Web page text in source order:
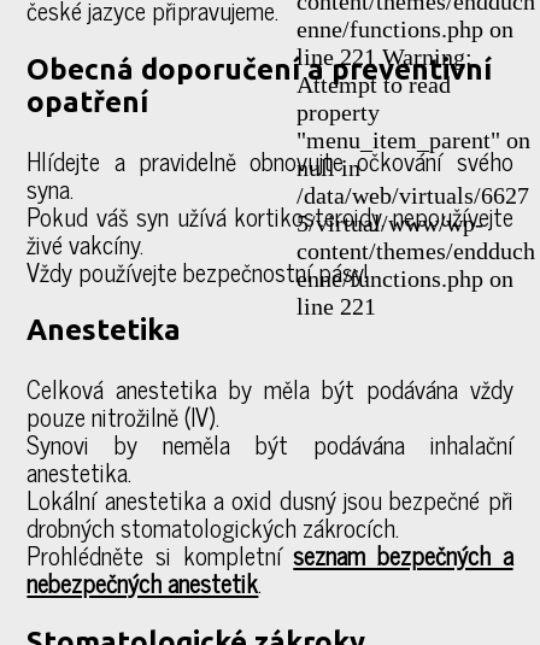
enne/functions.php on
line 221 Warning:
Attempt to read
property
"menu_item_parent" on
null in
/data/web/virtuals/6627
5/virtual/www/wp-
content/themes/endduch
enne/functions.php on
line 221
české jazyce připravujeme.
Obecná doporučení a preventivní
opatření
Hlídejte a pravidelně obnovujte očkování svého
syna.
Pokud váš syn užívá kortikosteroidy, nepoužívejte
živé vakcíny.
Vždy používejte bezpečnostní pásy!
Anestetika
Celková anestetika by měla být podávána vždy
pouze nitrožilně (IV).
Synovi by neměla být podávána inhalační
anestetika.
Lokální anestetika a oxid dusný jsou bezpečné při
drobných stomatologických zákrocích.
Prohlédněte si kompletníseznam bezpečných a
nebezpečných anestetik.